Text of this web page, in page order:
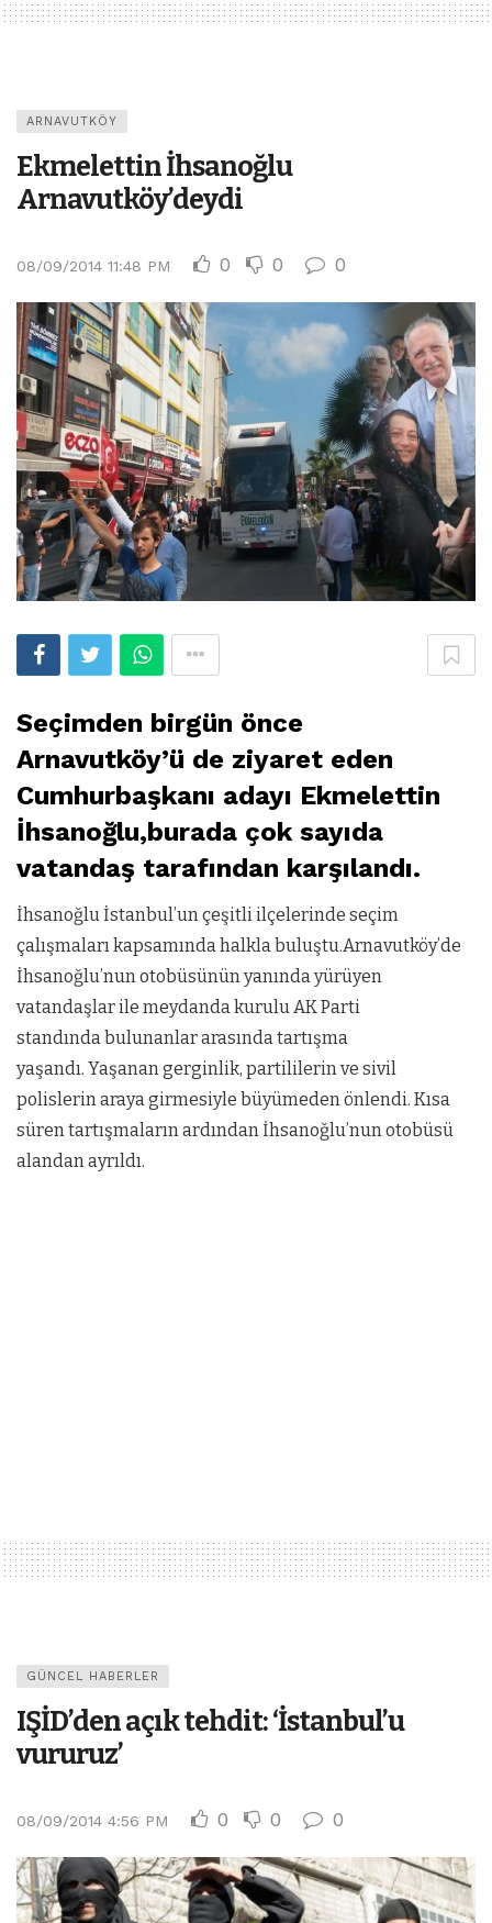
ARNAVUTKÖY
Ekmelettin İhsanoğlu
Arnavutköy’deydi
08/09/2014 11:48 PM 0 0 0
Seçimden birgün önce
Arnavutköy’ü de ziyaret eden
Cumhurbaşkanı adayı Ekmelettin
İhsanoğlu,burada çok sayıda
vatandaş tarafından karşılandı.
İhsanoğlu İstanbul’un çeşitli ilçelerinde seçim
çalışmaları kapsamında halkla buluştu.Arnavutköy’de
İhsanoğlu’nun otobüsünün yanında yürüyen
vatandaşlar ile meydanda kurulu AK Parti
standında bulunanlar arasında tartışma
yaşandı. Yaşanan gerginlik, partililerin ve sivil
polislerin araya girmesiyle büyümeden önlendi. Kısa
süren tartışmaların ardından İhsanoğlu’nun otobüsü
alandan ayrıldı.
GÜNCEL HABERLER
IŞİD’den açık tehdit: ‘İstanbul’u
vururuz’
08/09/2014 4:56 PM 0 0 0